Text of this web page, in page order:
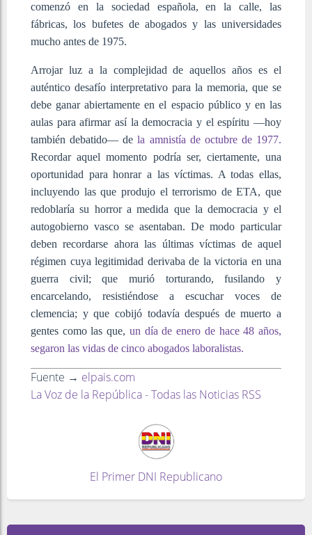
comenzó en la sociedad española, en la calle, las
fábricas, los bufetes de abogados y las universidades
mucho antes de 1975.
Arrojar luz a la complejidad de aquellos años es el
auténtico desafío interpretativo para la memoria, que se
debe ganar abiertamente en el espacio público y en las
aulas para afirmar así la democracia y el espíritu —hoy
también debatido— dela amnistía de octubre de 1977.
Recordar aquel momento podría ser, ciertamente, una
oportunidad para honrar a las víctimas. A todas ellas,
incluyendo las que produjo el terrorismo de ETA, que
redoblaría su horror a medida que la democracia y el
autogobierno vasco se asentaban. De modo particular
deben recordarse ahora las últimas víctimas de aquel
régimen cuya legitimidad derivaba de la victoria en una
guerra civil; que murió torturando, fusilando y
encarcelando, resistiéndose a escuchar voces de
clemencia; y que cobijó todavía después de muerto a
gentes como las que, un día de enero de hace 48 años,
segaron las vidas de cinco abogados laboralistas.
Fuente → elpais.com
La Voz de la República - Todas las Noticias RSS
El Primer DNI Republicano